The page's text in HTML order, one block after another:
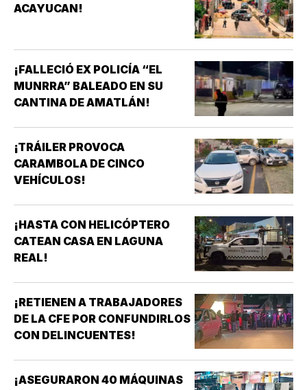
ACAYUCAN!
¡FALLECIÓ EX POLICÍA “EL
MUNRRA” BALEADO EN SU
CANTINA DE AMATLÁN!
¡TRÁILER PROVOCA
CARAMBOLA DE CINCO
VEHÍCULOS!
¡HASTA CON HELICÓPTERO
CATEAN CASA EN LAGUNA
REAL!
¡RETIENEN A TRABAJADORES
DE LA CFE POR CONFUNDIRLOS
CON DELINCUENTES!
¡ASEGURARON 40 MÁQUINAS